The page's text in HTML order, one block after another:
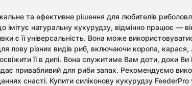
та ефективне рішення для любителів
натуральну кукурудзу, відмінно працює —
є її універсальність. Вона може
лову різних видів риб, включаючи коропа,
її в дипі. Вона служитиме Вам доти, доки Ви
привабливий для риби запах. Рекомендуємо
снасті. Купити силіконову кукурудзу